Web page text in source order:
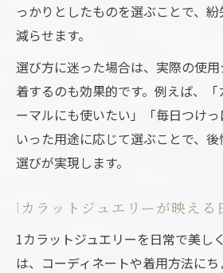
っかりとしたものを選ぶことで、
減らせます。
選び方に迷った場合は、実際の使
着するのも効果的です。例えば、
ーマルにも使いたい」「毎日つけ
いった用途に応じて選ぶことで、
選びが実現します。
1カラットジュエリーが映える
1カラットジュエリーを日常で美し
は、コーディネートや着用方法に